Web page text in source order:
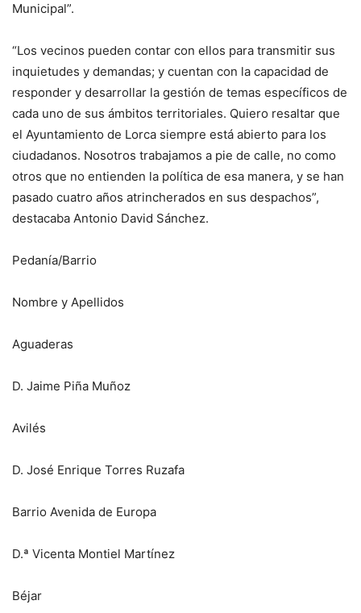
Municipal”.
“Los vecinos pueden contar con ellos para transmitir sus
inquietudes y demandas; y cuentan con la capacidad de
responder y desarrollar la gestión de temas específicos de
cada uno de sus ámbitos territoriales. Quiero resaltar que
el Ayuntamiento de Lorca siempre está abierto para los
ciudadanos. Nosotros trabajamos a pie de calle, no como
otros que no entienden la política de esa manera, y se han
pasado cuatro años atrincherados en sus despachos”,
destacaba Antonio David Sánchez.
Pedanía/Barrio
Nombre y Apellidos
Aguaderas
D. Jaime Piña Muñoz
Avilés
D. José Enrique Torres Ruzafa
Barrio Avenida de Europa
D.ª Vicenta Montiel Martínez
Béjar